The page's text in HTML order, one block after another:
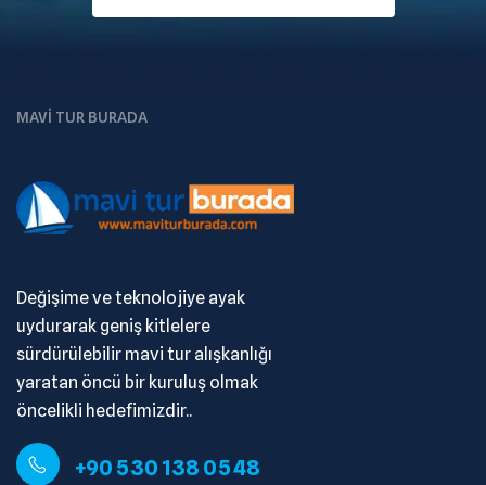
MAVI TUR BURADA
Değişime ve teknolojiye ayak
uydurarak geniş kitlelere
sürdürülebilir mavi tur alışkanlığı
yaratan öncü bir kuruluş olmak
öncelikli hedefimizdir..
+90 530 138 05 48